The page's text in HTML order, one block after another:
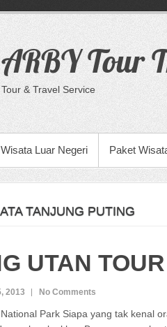
ARBY Tour
Tour & Travel Service
Luar Negeri Paket
TANJUNG PUTING
UTAN TOUR
2013 No Comments
Park Siapa yang tak kenal